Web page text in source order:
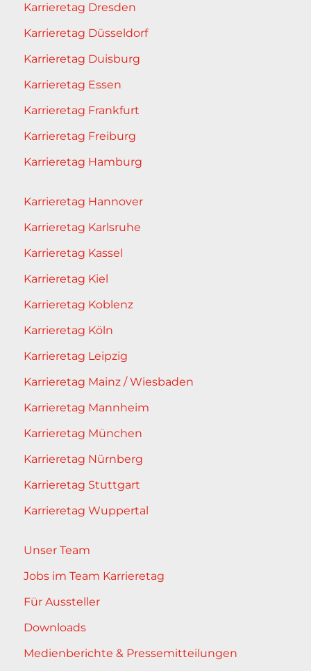
Karrieretag Dresden
Karrieretag Düsseldorf
Karrieretag Duisburg
Karrieretag Essen
Karrieretag Frankfurt
Karrieretag Freiburg
Karrieretag Hamburg
Karrieretag Hannover
Karrieretag Karlsruhe
Karrieretag Kassel
Karrieretag Kiel
Karrieretag Koblenz
Karrieretag Köln
Karrieretag Leipzig
Karrieretag Mainz / Wiesbaden
Karrieretag Mannheim
Karrieretag München
Karrieretag Nürnberg
Karrieretag Stuttgart
Karrieretag Wuppertal
Unser Team
Jobs im Team Karrieretag
Für Aussteller
Downloads
Medienberichte & Pressemitteilungen